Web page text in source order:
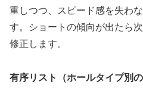
重しつつ、スピード感を失わ
す。ショートの傾向が出たら
修正します。
有序リスト（ホールタイプ別の